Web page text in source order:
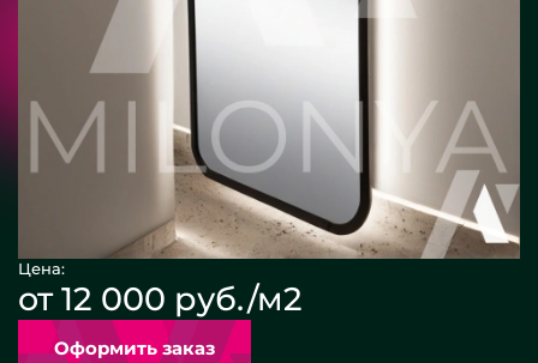
Цена:
от 12 000 руб./м2
Оформить заказ